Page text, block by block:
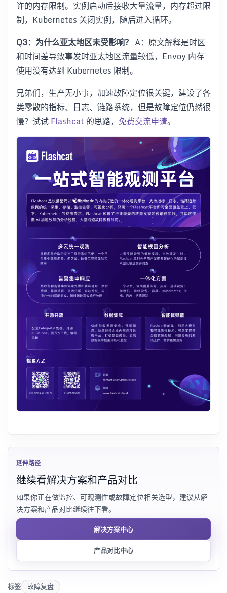
许的内存限制。实例启动后接收大量流量，内存超过限
制，Kubernetes 关闭实例，随后进入循环。
Q3：为什么亚太地区未受影响？ A：原文解释是时区
和时间差导致事发时亚太地区流量较低，Envoy 内存
使用没有达到 Kubernetes 限制。
兄弟们，生产无小事，加速故障定位很关键，建设了各
类零散的指标、日志、链路系统，但是故障定位仍然很
慢？试试Flashcat 的思路， 免费交流申请。
延伸路径
继续看解决方案和产品对比
如果你正在做监控、可观测性或故障定位相关选型，建议从解
决方案和产品对比继续往下看。
解决方案中心
产品对比中心
标签 故障复盘